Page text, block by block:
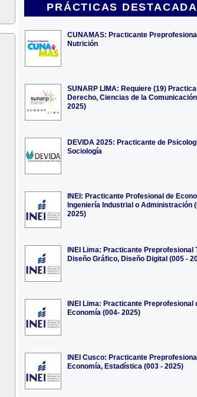
PRÁCTICAS
CUNAMAS: Practicante
Nutrición
SUNARP LIMA: Requiere (19)
Derecho, Ciencias de la
2025)
DEVIDA 2025: Practicante de
Sociología
INEI: Practicante Profesional de
Ingeniería Industrial o Administración
2025)
INEI Lima: Practicante Preprofesional
Diseño Gráfico, Diseño Digital (005 -
INEI Lima: Practicante Preprofesional
Economía (004- 2025)
INEI Cusco: Practicante
Economía, Estadística (003 - 2025)